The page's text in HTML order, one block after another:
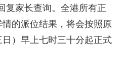
家长查询。全港所有正
的派位结果，将会按照原
）早上七时三十分起正式